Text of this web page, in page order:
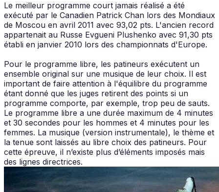
Le meilleur programme court jamais réalisé a été
exécuté par le Canadien Patrick Chan lors des Mondiaux
de Moscou en avril 2011 avec 93,02 pts. L'ancien record
appartenait au Russe Evgueni Plushenko avec 91,30 pts
établi en janvier 2010 lors des championnats d'Europe.
Pour le programme libre, les patineurs exécutent un
ensemble original sur une musique de leur choix. Il est
important de faire attention à l'équilibre du programme
étant donné que les juges retirent des points si un
programme comporte, par exemple, trop peu de sauts.
Le programme libre a une durée maximum de 4 minutes
et 30 secondes pour les hommes et 4 minutes pour les
femmes. La musique (version instrumentale), le thème et
la tenue sont laissés au libre choix des patineurs. Pour
cette épreuve, il n’existe plus d’éléments imposés mais
des lignes directrices.